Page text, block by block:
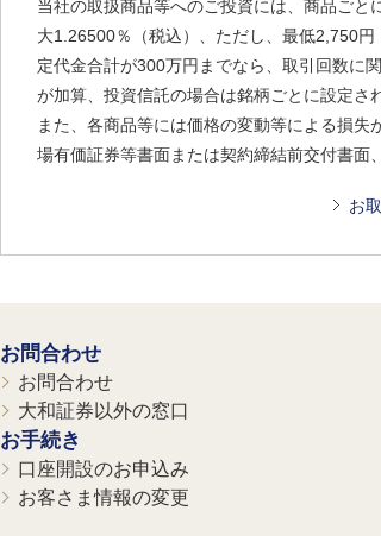
当社の取扱商品等へのご投資には、商品ご
大1.26500％（税込）、ただし、最低2,750
定代金合計が300万円までなら、取引回数に
が加算、投資信託の場合は銘柄ごとに設定さ
また、各商品等には価格の変動等による損
場有価証券等書面または契約締結前交付書面
お
お問合わせ
お問合わせ
大和証券以外の窓口
お手続き
口座開設のお申込み
お客さま情報の変更